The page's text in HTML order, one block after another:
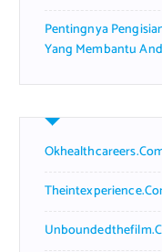
Pentingnya
Yang Membantu